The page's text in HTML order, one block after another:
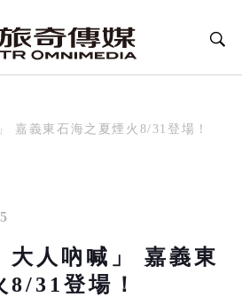
嘉義東石海之夏煙火8/31登場！
大人吶喊」 嘉義東
8/31登場！